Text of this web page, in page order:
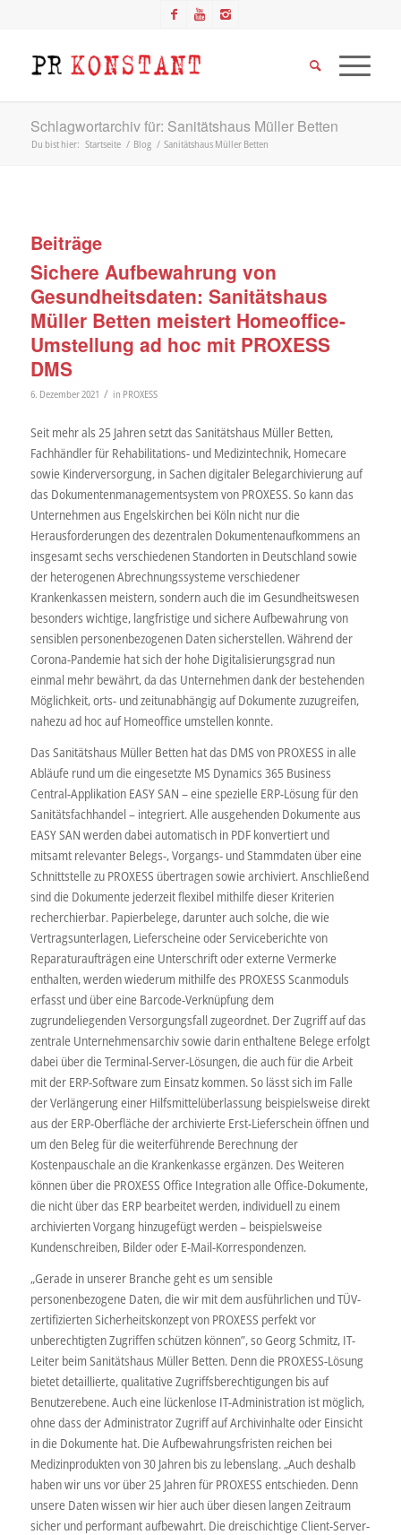
Schlagwortarchiv für: Sanitätshaus Müller Betten
Du bist hier: Startseite / Blog / Sanitätshaus Müller Betten
Beiträge
Sichere Aufbewahrung von
Gesundheitsdaten: Sanitätshaus
Müller Betten meistert Homeoffice-
Umstellung ad hoc mit PROXESS
DMS
6. Dezember 2021 / in PROXESS
Seit mehr als 25 Jahren setzt das Sanitätshaus Müller Betten,
Fachhändler für Rehabilitations- und Medizintechnik, Homecare
sowie Kinderversorgung, in Sachen digitaler Belegarchivierung auf
das Dokumentenmanagementsystem von PROXESS. So kann das
Unternehmen aus Engelskirchen bei Köln nicht nur die
Herausforderungen des dezentralen Dokumentenaufkommens an
insgesamt sechs verschiedenen Standorten in Deutschland sowie
der heterogenen Abrechnungssysteme verschiedener
Krankenkassen meistern, sondern auch die im Gesundheitswesen
besonders wichtige, langfristige und sichere Aufbewahrung von
sensiblen personenbezogenen Daten sicherstellen. Während der
Corona-Pandemie hat sich der hohe Digitalisierungsgrad nun
einmal mehr bewährt, da das Unternehmen dank der bestehenden
Möglichkeit, orts- und zeitunabhängig auf Dokumente zuzugreifen,
nahezu ad hoc auf Homeoffice umstellen konnte.
Das Sanitätshaus Müller Betten hat das DMS von PROXESS in alle
Abläufe rund um die eingesetzte MS Dynamics 365 Business
Central-Applikation EASY SAN – eine spezielle ERP-Lösung für den
Sanitätsfachhandel – integriert. Alle ausgehenden Dokumente aus
EASY SAN werden dabei automatisch in PDF konvertiert und
mitsamt relevanter Belegs-, Vorgangs- und Stammdaten über eine
Schnittstelle zu PROXESS übertragen sowie archiviert. Anschließend
sind die Dokumente jederzeit flexibel mithilfe dieser Kriterien
recherchierbar. Papierbelege, darunter auch solche, die wie
Vertragsunterlagen, Lieferscheine oder Serviceberichte von
Reparaturaufträgen eine Unterschrift oder externe Vermerke
enthalten, werden wiederum mithilfe des PROXESS Scanmoduls
erfasst und über eine Barcode-Verknüpfung dem
zugrundeliegenden Versorgungsfall zugeordnet. Der Zugriff auf das
zentrale Unternehmensarchiv sowie darin enthaltene Belege erfolgt
dabei über die Terminal-Server-Lösungen, die auch für die Arbeit
mit der ERP-Software zum Einsatz kommen. So lässt sich im Falle
der Verlängerung einer Hilfsmittelüberlassung beispielsweise direkt
aus der ERP-Oberfläche der archivierte Erst-Lieferschein öffnen und
um den Beleg für die weiterführende Berechnung der
Kostenpauschale an die Krankenkasse ergänzen. Des Weiteren
können über die PROXESS Office Integration alle Office-Dokumente,
die nicht über das ERP bearbeitet werden, individuell zu einem
archivierten Vorgang hinzugefügt werden – beispielsweise
Kundenschreiben, Bilder oder E-Mail-Korrespondenzen.
„Gerade in unserer Branche geht es um sensible
personenbezogene Daten, die wir mit dem ausführlichen und TÜV-
zertifizierten Sicherheitskonzept von PROXESS perfekt vor
unberechtigten Zugriffen schützen können”, so Georg Schmitz, IT-
Leiter beim Sanitätshaus Müller Betten. Denn die PROXESS-Lösung
bietet detaillierte, qualitative Zugriffsberechtigungen bis auf
Benutzerebene. Auch eine lückenlose IT-Administration ist möglich,
ohne dass der Administrator Zugriff auf Archivinhalte oder Einsicht
in die Dokumente hat. Die Aufbewahrungsfristen reichen bei
Medizinprodukten von 30 Jahren bis zu lebenslang. „Auch deshalb
haben wir uns vor über 25 Jahren für PROXESS entschieden. Denn
unsere Daten wissen wir hier auch über diesen langen Zeitraum
sicher und performant aufbewahrt. Die dreischichtige Client-Server-